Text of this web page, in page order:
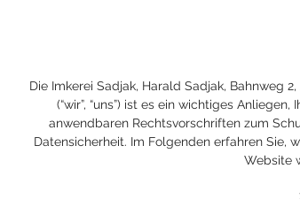
Die Imkerei Sadjak, Harald Sadjak, Bahnweg
(“wir”, “uns”) ist es ein wichtiges
anwendbaren Rechtsvorschriften zum
Datensicherheit. Im Folgenden erfahren Sie,
Website